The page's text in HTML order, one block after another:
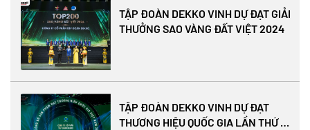
TẬP ĐOÀN DEKKO VINH DỰ ĐẠT GIẢI
THƯỞNG SAO VÀNG ĐẤT VIỆT 2024
TẬP ĐOÀN DEKKO VINH DỰ ĐẠT
THƯƠNG HIỆU QUỐC GIA LẦN THỨ 4